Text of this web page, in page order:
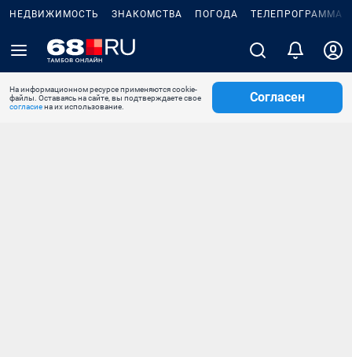
НЕДВИЖИМОСТЬ ЗНАКОМСТВА ПОГОДА ТЕЛЕПРОГРАММА
На информационном ресурсе применяются cookie-
файлы. Оставаясь на сайте, вы подтверждаете свое
согласиена их использование.
Согласен